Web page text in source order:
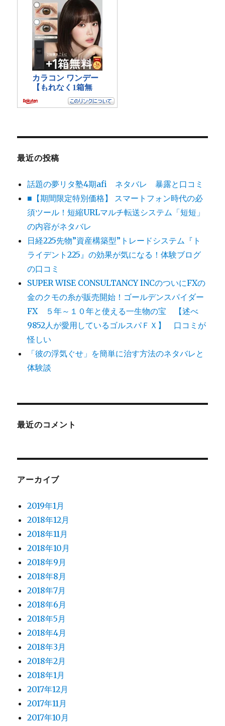
最近の投稿
話題の夢リタ塾4期afi ネタバレ 暴露と口コミ
■【期間限定特別価格】 スマートフォン時代の必
須ツール！短縮URLマルチ転送システム「短短」
の内容がネタバレ
日経225先物”資産構築型”トレードシステム『ト
ライデント225』の効果が気になる！体験ブログ
の口コミ
SUPER WISE CONSULTANCY INCのついにFXの
金のクモの糸が販売開始！ゴールデンスパイダー
FX ５年～１０年と使える一生物の宝 【述べ
9852人が愛用しているゴルスパＦＸ】 口コミが
怪しい
「彼の浮気ぐせ」を簡単に治す方法のネタバレと
体験談
最近のコメント
アーカイブ
2019年1月
2018年12月
2018年11月
2018年10月
2018年9月
2018年8月
2018年7月
2018年6月
2018年5月
2018年4月
2018年3月
2018年2月
2018年1月
2017年12月
2017年11月
2017年10月